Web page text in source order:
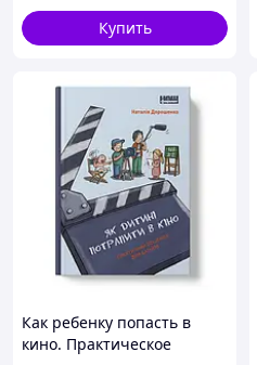
Купить
Как ребенку попасть в
кино. Практическое